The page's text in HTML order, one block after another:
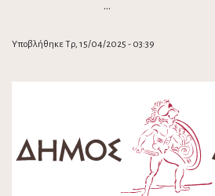
…
Υποβλήθηκε Τρ, 15/04/2025 - 03:39